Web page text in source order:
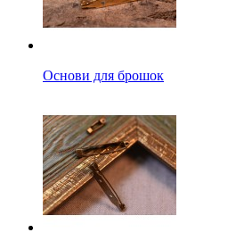
Основи для брошок